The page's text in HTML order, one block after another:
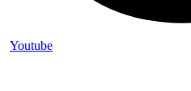
Youtube